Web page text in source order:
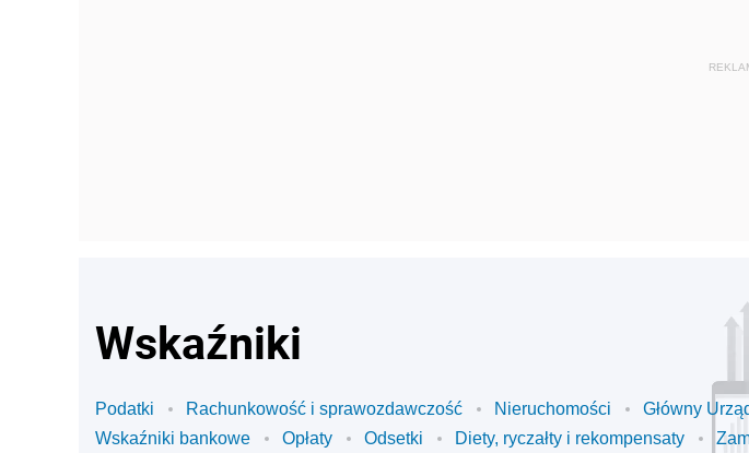
Wskaźniki
Podatki Rachunkowość i sprawozdawczość Nieruchomości Główny
Wskaźniki bankowe
Opłaty Odsetki Diety, ryczałty i rekompensaty